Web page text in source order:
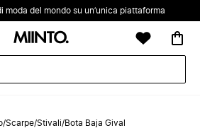
moda del mondo su un’unica piattaforma
/Scarpe/Stivali/Bota Baja Gival